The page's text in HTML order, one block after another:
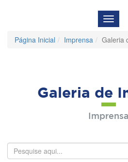
Menu
de
Página Inicial Imprensa Galeria
Galeria de
Imprensa